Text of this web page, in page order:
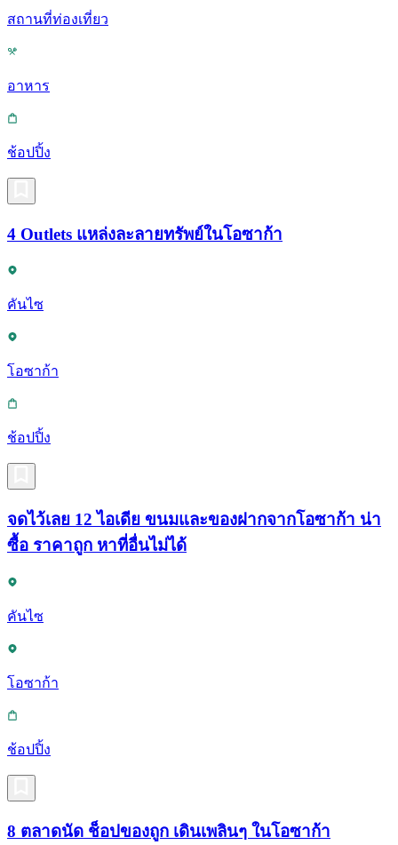
สถานที่ท่องเที่ยว
อาหาร
ช้อปปิ้ง
4 Outlets แหล่งละลายทรัพย์ในโอซาก้า
คันไซ
โอซาก้า
ช้อปปิ้ง
จดไว้เลย 12 ไอเดีย ขนมและของฝากจากโอซาก้า น่า
ซื้อ ราคาถูก หาที่อื่นไม่ได้
คันไซ
โอซาก้า
ช้อปปิ้ง
8 ตลาดนัด ช็อปของถูก เดินเพลินๆ ในโอซาก้า